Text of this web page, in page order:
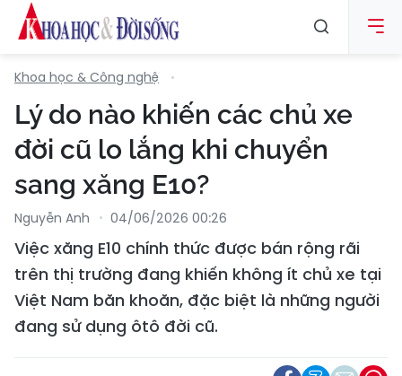
Khoa học & Công nghệ
Lý do nào khiến các chủ xe
đời cũ lo lắng khi chuyển
sang xăng E10?
Nguyễn Anh 04/06/2026 00:26
Việc xăng E10 chính thức được bán rộng rãi
trên thị trường đang khiến không ít chủ xe tại
Việt Nam băn khoăn, đặc biệt là những người
đang sử dụng ôtô đời cũ.